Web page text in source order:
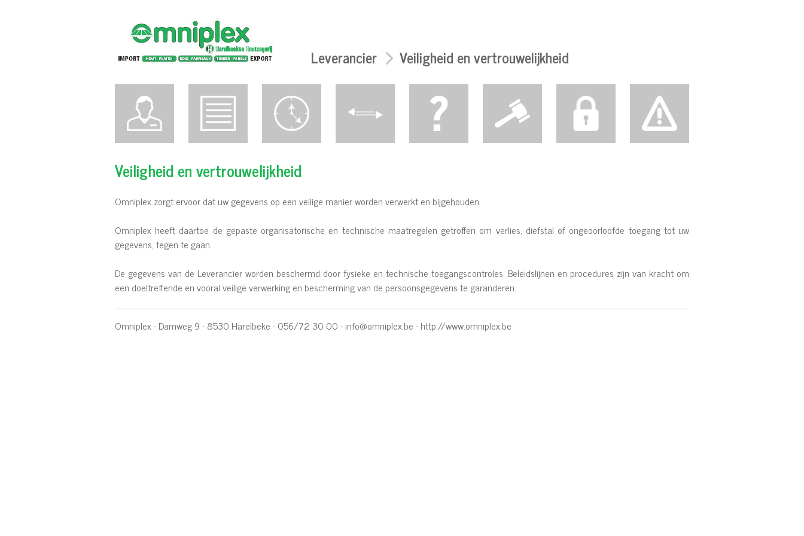
Leverancier Veiligheid en vertrouwelijkheid
Veiligheid en vertrouwelijkheid
Omniplex zorgt ervoor dat uw gegevens op een veilige manier worden verwerkt en bijgehouden.
Omniplex heeft daartoe de gepaste organisatorische en technische maatregelen getroffen om verlies, diefstal of ongeoorloofde toegang tot uw
gegevens, tegen te gaan.
De gegevens van de Leverancier worden beschermd door fysieke en technische toegangscontroles. Beleidslijnen en procedures zijn van kracht om
een doeltreffende en vooral veilige verwerking en bescherming van de persoonsgegevens te garanderen.
Omniplex - Damweg 9 - 8530 Harelbeke - 056/72 30 00 -info@omniplex.be-http://www.omniplex.be